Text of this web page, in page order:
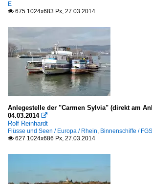
E
 675 1024x683 Px, 27.03.2014
Anlegestelle der "Carmen Sylvia" (direkt am
04.03.2014 
Rolf Reinhardt
Flüsse und Seen / Europa / Rhein, Binnenschiffe /
 627 1024x686 Px, 27.03.2014